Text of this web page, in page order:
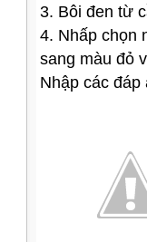
3. Bôi đen từ
4. Nhấp chọn
sang màu đỏ
Nhập các đáp